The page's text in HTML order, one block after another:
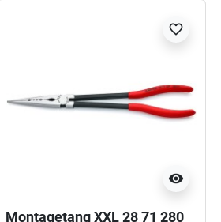
visibility
favorite_border
Montagetang XXL 28 71 280